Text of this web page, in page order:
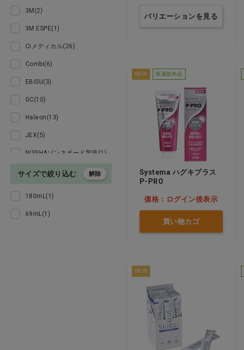
インスツルメント
拡大鏡・ルーペ
インテリア・雑貨
リーフレット・説明用模型
診察券・薬袋
小児プレゼント・ドール・ト
医薬品
バリエーションを見る
NEW 医薬部外品
Systema ハグキプラス
P-PRO
価格：ログイン後表示
買い物カゴ
NEW
3M(2)
3M ESPE(1)
Ciメディカル(26)
Combi(6)
EBiSU(3)
GC(10)
Haleon(13)
JEX(5)
NISSHAゾンネボード製薬(1)
NSファーファ(1)
サイズで絞り込む 解除
180mL(1)
69mL(1)